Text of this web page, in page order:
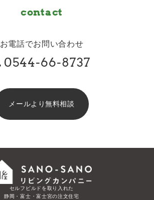
contact
お電話でお問い合わせ
0544-66-8737
メールより無料相談
セルフビルドを取り入れた
静岡・富士・富士宮の注文住宅